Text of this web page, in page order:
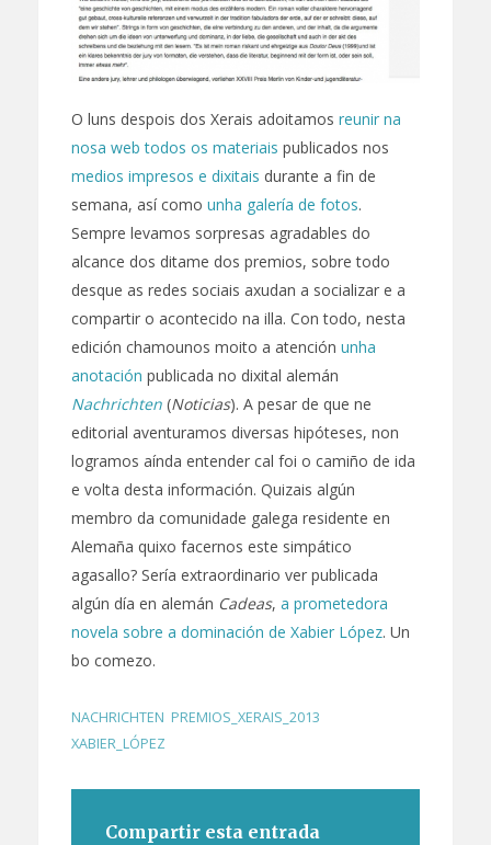
O luns despois dos Xerais adoitamos reunir na
nosa web todos os materiais publicados nos
medios impresos e dixitais durante a fin de
semana, así como unha galería de fotos.
Sempre levamos sorpresas agradables do
alcance dos ditame dos premios, sobre todo
desque as redes sociais axudan a socializar e a
compartir o acontecido na illa. Con todo, nesta
edición chamounos moito a atención unha
anotación publicada no dixital alemán
Nachrichten(Noticias). A pesar de que ne
editorial aventuramos diversas hipóteses, non
logramos aínda entender cal foi o camiño de ida
e volta desta información. Quizais algún
membro da comunidade galega residente en
Alemaña quixo facernos este simpático
agasallo? Sería extraordinario ver publicada
algún día en alemán Cadeas, a prometedora
novela sobre a dominación de Xabier López. Un
bo comezo.
NACHRICHTEN PREMIOS_XERAIS_2013
XABIER_LÓPEZ
Compartir esta entrada